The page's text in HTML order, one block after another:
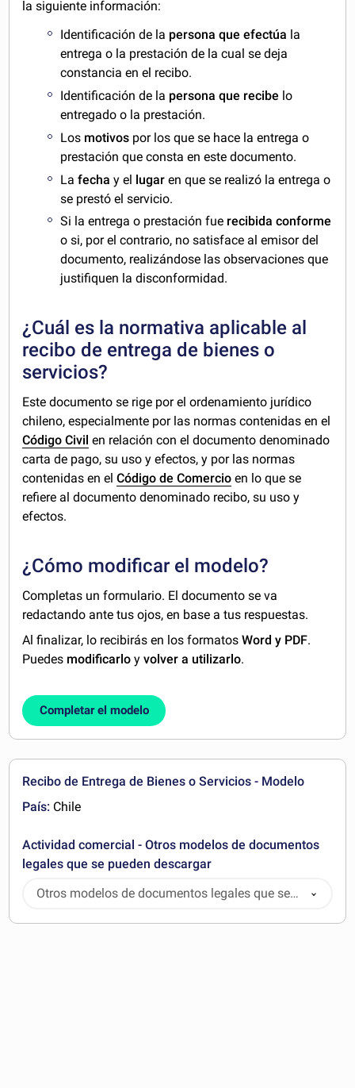
la siguiente información:
Identificación de la persona que efectúa la
entrega o la prestación de la cual se deja
constancia en el recibo.
Identificación de la persona que recibe lo
entregado o la prestación.
Los motivos por los que se hace la entrega o
prestación que consta en este documento.
Lafechay el lugaren que se realizó la entrega o
se prestó el servicio.
Si la entrega o prestación fue recibida conforme
o si, por el contrario, no satisface al emisor del
documento, realizándose las observaciones que
justifiquen la disconformidad.
¿Cuál es la normativa aplicable al
recibo de entrega de bienes o
servicios?
Este documento se rige por el ordenamiento jurídico
chileno, especialmente por las normas contenidas en el
Código Civil en relación con el documento denominado
carta de pago, su uso y efectos, y por las normas
contenidas en elCódigo de Comercio en lo que se
refiere al documento denominado recibo, su uso y
efectos.
¿Cómo modificar el modelo?
Completas un formulario. El documento se va
redactando ante tus ojos, en base a tus respuestas.
Al finalizar, lo recibirás en los formatosWord y PDF.
Puedes modificarlo yvolver a utilizarlo.
Completar el modelo
Recibo de Entrega de Bienes o Servicios - Modelo
País: Chile
Actividad comercial - Otros modelos de documentos
legales que se pueden descargar
Otros modelos de documentos legales que se
pueden descargar